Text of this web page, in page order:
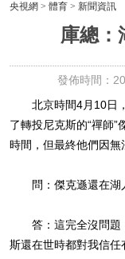
央視網 > 體育 > 新聞資訊
庫總：
發佈時間：
北京時間4月10日，
了轉投尼克斯的“禪師
時間，但最終他們因無
問：傑克遜還在湖人
答：這完全沒問題，
斯還在世時都對我信任